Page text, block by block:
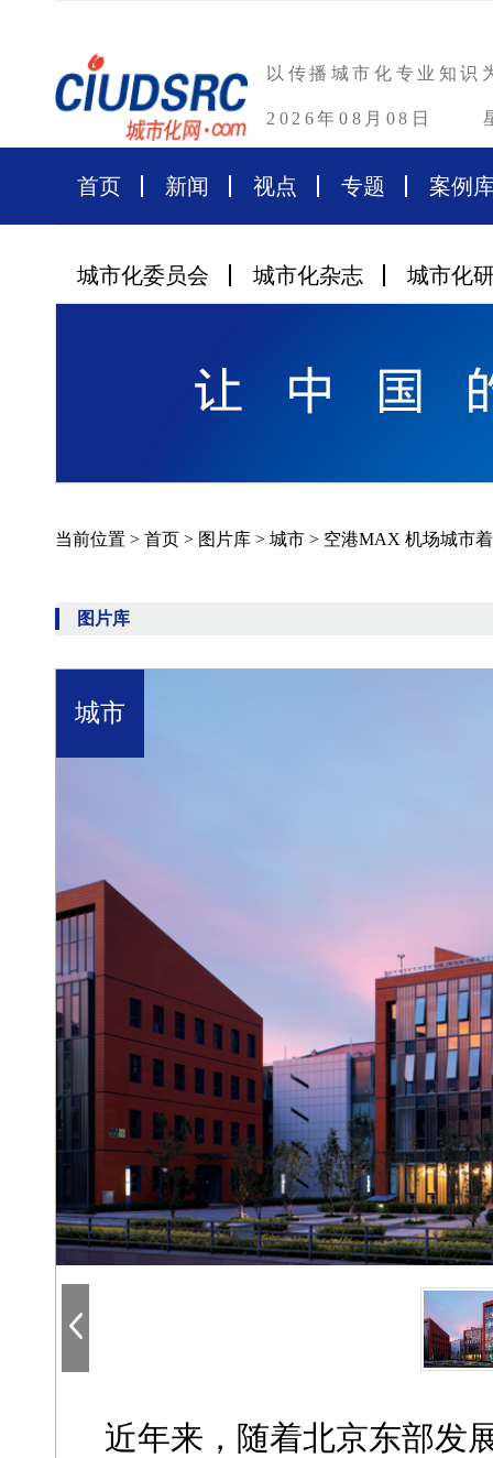
以传播城市化专业知识
2026年08月08日
首页 新闻 视点 专题 案例
城市化委员会 城市化杂志 城市化
当前位置 > 首页 > 图片库 > 城市 > 空港MAX 机场城市
图片库
城市
近年来，随着北京东部发